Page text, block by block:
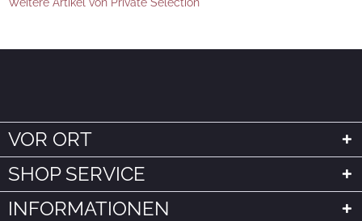
VOR ORT
SHOP SERVICE
INFORMATIONEN